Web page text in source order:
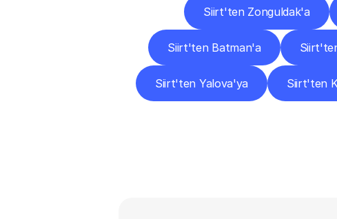
Siirt'ten Zonguldak'a
Siirt'ten Batman'a
Siirt'ten Yalova'ya Siirt'ten